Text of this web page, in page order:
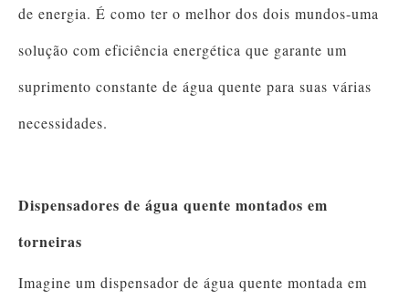
de energia. É como ter o melhor dos dois mundos-uma
solução com eficiência energética que garante um
suprimento constante de água quente para suas várias
necessidades.
Dispensadores de água quente montados em
torneiras
Imagine um dispensador de água quente montada em